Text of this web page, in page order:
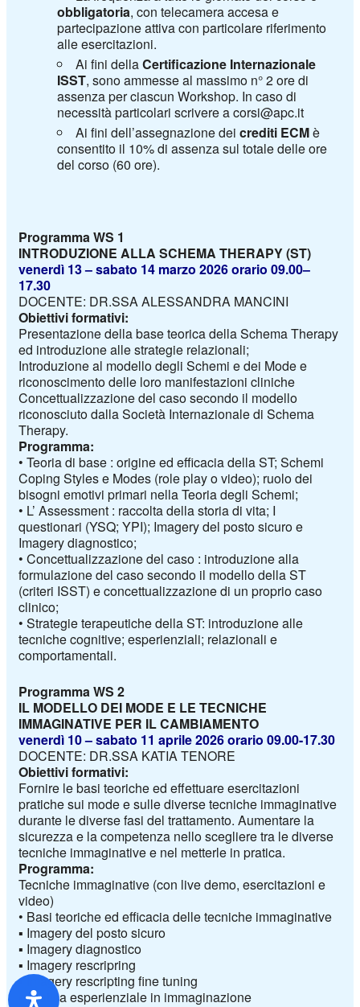
obbligatoria, con telecamera accesa e
partecipazione attiva con particolare riferimento
alle esercitazioni.
Ai fini dellaCertificazione Internazionale
ISST, sono ammesse al massimo n° 2 ore di
assenza per ciascun Workshop. In caso di
necessità particolari scrivere a corsi@apc.it
Ai fini dell’assegnazione deicrediti ECMè
consentito il 10% di assenza sul totale delle ore
del corso (60 ore).
Programma WS 1
INTRODUZIONE ALLA SCHEMA THERAPY (ST)
venerdì 13– sabato 14 marzo 2026orario 09.00–
17.30
DOCENTE: DR.SSA ALESSANDRA MANCINI
Obiettivi formativi:
Presentazione della base teorica della SchemaTherapy
ed introduzione alle strategie relazionali;
Introduzione al modello degli Schemi e dei Mode e
riconoscimento delle loro manifestazioni cliniche
Concettualizzazione del caso secondo il modello
riconosciuto dalla Società Internazionale di Schema
Therapy.
Programma:
• Teoria di base : origineed efficaciadellaST; Schemi
Coping Styles e Modes (role play o video); ruolo dei
bisogni emotivi primari nella Teoria degli Schemi;
• L’ Assessment : raccolta della storia di vita; I
questionari (YSQ; YPI); Imagerydel posto sicuro e
Imagerydiagnostico;
• Concettualizzazione del caso : introduzione alla
formulazione del caso secondo il modello della ST
(criteri ISST) e concettualizzazione di un proprio caso
clinico;
• Strategie terapeutiche della ST: introduzione alle
tecniche cognitive; esperienziali; relazionali e
comportamentali.
Programma WS 2
IL MODELLO DEI MODE E LE TECNICHE
IMMAGINATIVE PER IL CAMBIAMENTO
venerdì 10–sabato 11aprile 2026orario 09.00-17.30
DOCENTE: DR.SSA KATIA TENORE
Obiettivi formativi:
Fornire le basi teoriche ed effettuare esercitazioni
pratiche sui mode e sulle diverse tecniche immaginative
durante le diverse fasi del trattamento. Aumentare la
sicurezza e la competenza nello scegliere tra le diverse
tecniche immaginative e nel metterle in pratica.
Programma:
Tecniche immaginative (con live demo, esercitazioni e
video)
• Basi teoriche ed efficacia delle tecniche immaginative
▪ Imagery del posto sicuro
▪ Imagery diagnostico
▪ Imagery rescripring
▪ Imagery rescripting fine tuning
▪ Pratica esperienziale in immaginazione